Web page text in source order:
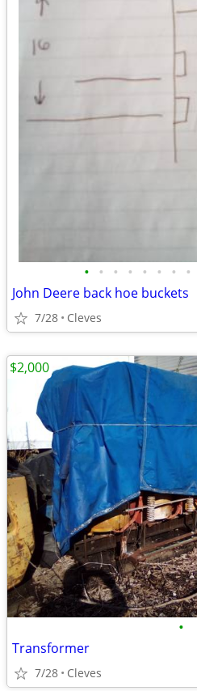
• • • • • • • •
John Deere back hoe buckets
7/28 Cleves
•
Transformer
7/28 Cleves
$2,000